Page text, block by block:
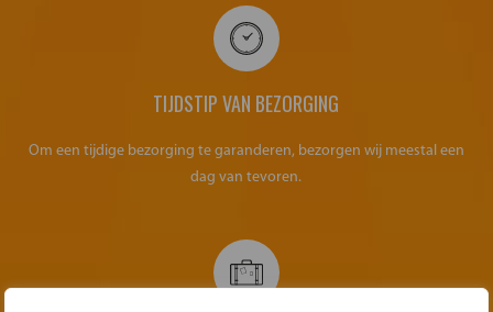
TIJDSTIP VAN BEZORGING
Om een tijdige bezorging te garanderen, bezorgen wij meestal een
dag van tevoren.